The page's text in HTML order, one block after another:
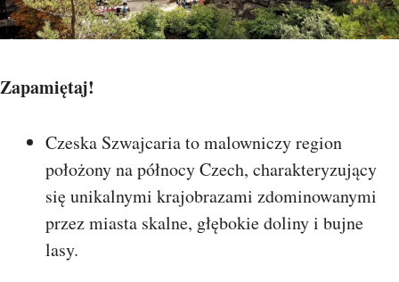
Zapamiętaj!
Czeska Szwajcaria to malowniczy region
położony na północy Czech, charakteryzujący
się unikalnymi krajobrazami zdominowanymi
przez miasta skalne, głębokie doliny i bujne
lasy.